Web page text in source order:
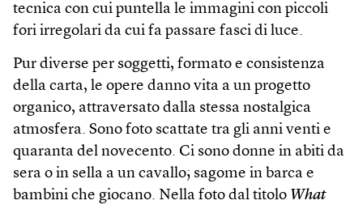
tecnica con cui puntella le immagini con piccoli
fori irregolari da cui fa passare fasci di luce.
Pur diverse per soggetti, formato e consistenza
della carta, le opere danno vita a un progetto
organico, attraversato dalla stessa nostalgica
atmosfera. Sono foto scattate tra gli anni venti e
quaranta del novecento. Ci sono donne in abiti da
sera o in sella a un cavallo; sagome in barca e
bambini che giocano. Nella foto dal titolo What